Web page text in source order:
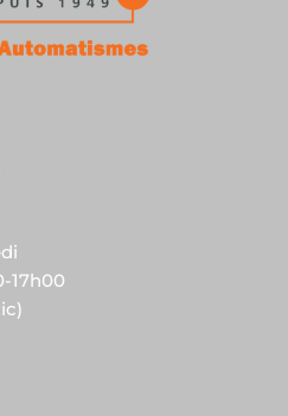
17h00